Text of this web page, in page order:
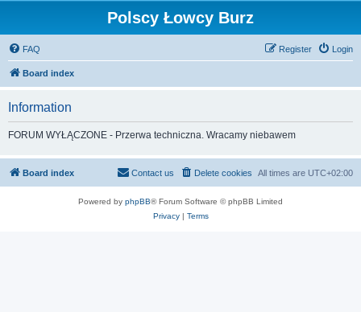
Polscy Łowcy Burz
FAQ Login
Register
Board index
Information
FORUM WYŁĄCZONE - Przerwa techniczna. Wracamy niebawem
Board index All times are UTC+02:00
Delete cookies
Contact us
Powered by phpBB® Forum Software © phpBB Limited
Privacy| Terms